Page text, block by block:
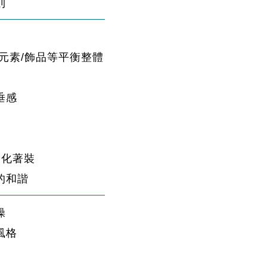
素/飾品等平衡整體
感
著裝
和諧
格